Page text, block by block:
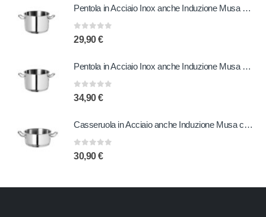
Pentola in Acciaio Inox anche Induzione Musa 22 cm
0out of 5
29,90€
Pentola in Acciaio Inox anche Induzione Musa 24 cm
0 out of 5
34,90€
Casseruola in Acciaio anche Induzione Musa con due Manici 24 cm
0out of 5
30,90€